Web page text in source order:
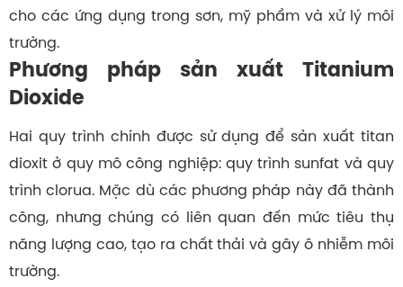
cho các ứng dụng trong sơn, mỹ phẩm và xử lý môi
trường.
Phương pháp sản xuất Titanium
Dioxide
Hai quy trình chính được sử dụng để sản xuất titan
dioxit ở quy mô công nghiệp: quy trình sunfat và quy
trình clorua. Mặc dù các phương pháp này đã thành
công, nhưng chúng có liên quan đến mức tiêu thụ
năng lượng cao, tạo ra chất thải và gây ô nhiễm môi
trường.